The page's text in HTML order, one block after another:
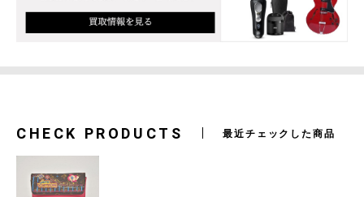
CHECK PRODUCTS 最近チェックした商品